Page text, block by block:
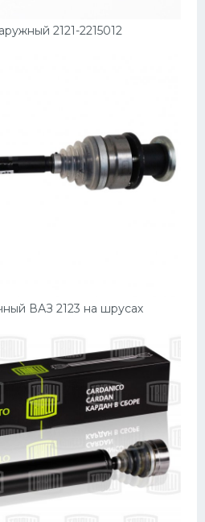
2121-2215012
ВАЗ 2123 на шрусах